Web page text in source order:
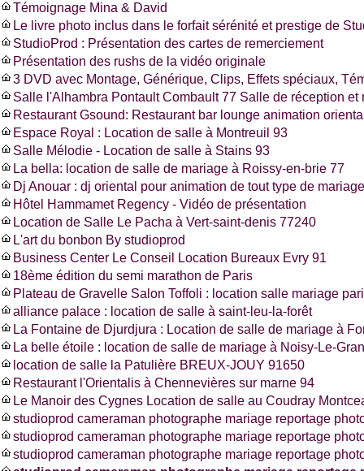
Témoignage Mina & David
Le livre photo inclus dans le forfait sérénité et prestige de
StudioProd : Présentation des cartes de remerciement
Présentation des rushs de la vidéo originale
3 DVD avec Montage, Générique, Clips, Effets spéciaux,
Salle l'Alhambra Pontault Combault 77 Salle de réception et
Restaurant Gsound: Restaurant bar lounge animation
Espace Royal : Location de salle à Montreuil 93
Salle Mélodie - Location de salle à Stains 93
La bella: location de salle de mariage à Roissy-en-brie 77
Dj Anouar : dj oriental pour animation de tout type de mariage
Hôtel Hammamet Regency - Vidéo de présentation
Location de Salle Le Pacha à Vert-saint-denis 77240
L'art du bonbon By studioprod
Business Center Le Conseil Location Bureaux Evry 91
18ème édition du semi marathon de Paris
Plateau de Gravelle Salon Toffoli : location salle mariage
alliance palace : location de salle à saint-leu-la-forêt
La Fontaine de Djurdjura : Location de salle de mariage à
La belle étoile : location de salle de mariage à Noisy-Le-
location de salle la Patulière BREUX-JOUY 91650
Restaurant l'Orientalis à Chennevières sur marne 94
Le Manoir des Cygnes Location de salle au Coudray
studioprod cameraman photographe mariage reportage
studioprod cameraman photographe mariage reportage
studioprod cameraman photographe mariage reportage